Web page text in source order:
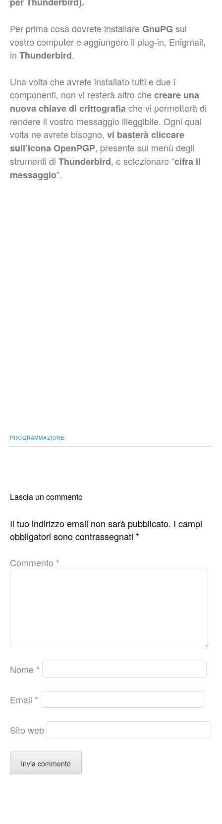
Per prima cosa dovrete installareGnuPG sul
vostro computer e aggiungere il plug-in, Enigmail,
in Thunderbird.
Una volta che avrete installato tutti e due i
componenti, non vi resterà altro checreare una
nuova chiave di crittografiache vi permetterà di
rendere il vostro messaggio illeggibile. Ogni qual
volta ne avrete bisogno, vi basterà cliccare
sull’icona OpenPGP, presente sul menù degli
strumenti di Thunderbird, e selezionare “cifra il
messaggio”.
PROGRAMMAZIONE
Lascia un commento
Il tuo indirizzo email non sarà pubblicato. I campi
obbligatori sono contrassegnati *
Commento *
Nome *
Email *
Sito web